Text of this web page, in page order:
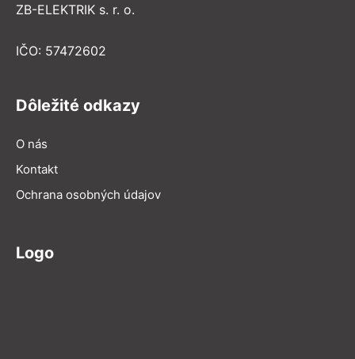
ZB-ELEKTRIK s. r. o.
IČO: 57472602
Dôležité odkazy
O nás
Kontakt
Ochrana osobných údajov
Logo